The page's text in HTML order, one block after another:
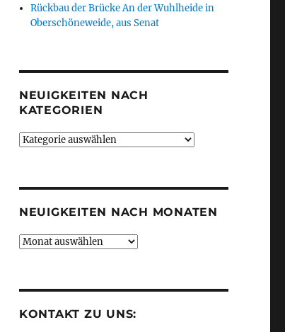
Rückbau der Brücke An der Wuhlheide in
Oberschöneweide, aus Senat
NEUIGKEITEN NACH
KATEGORIEN
Neuigkeiten
NEUIGKEITEN NACH MONATEN
Neuigkeiten
KONTAKT ZU UNS: